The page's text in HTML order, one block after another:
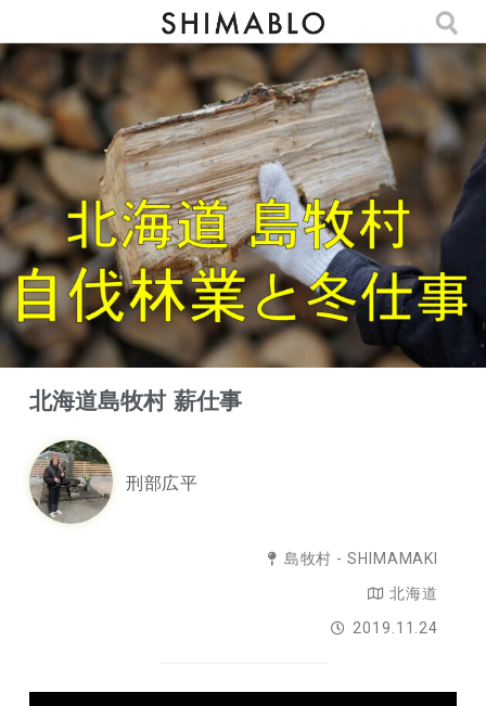
北海道島牧村 薪仕事
刑部広平
島牧村 - SHIMAMAKI
北海道
2019.11.24